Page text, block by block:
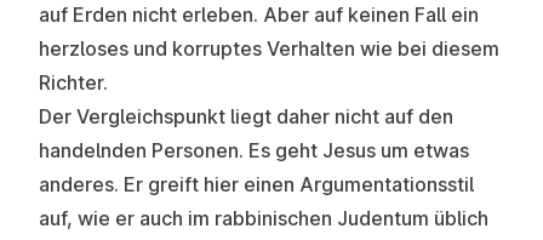
auf Erden nicht erleben. Aber auf keinen Fall ein
herzloses und korruptes Verhalten wie bei diesem
Richter.
Der Vergleichspunkt liegt daher nicht auf den
handelnden Personen. Es geht Jesus um etwas
anderes. Er greift hier einen Argumentationsstil
auf, wie er auch im rabbinischen Judentum üblich